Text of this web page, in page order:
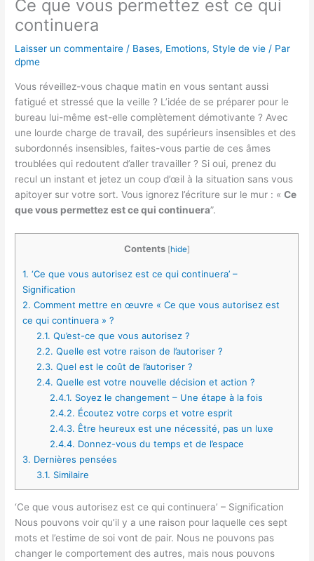
Ce que vous permettez est ce qui
continuera
Laisser un commentaire / Bases, Emotions, Style de vie / Par
dpme
Vous réveillez-vous chaque matin en vous sentant aussi
fatigué et stressé que la veille ? L’idée de se préparer pour le
bureau lui-même est-elle complètement démotivante ? Avec
une lourde charge de travail, des supérieurs insensibles et des
subordonnés insensibles, faites-vous partie de ces âmes
troublées qui redoutent d’aller travailler ? Si oui, prenez du
recul un instant et jetez un coup d’œil à la situation sans vous
apitoyer sur votre sort. Vous ignorez l’écriture sur le mur : «Ce
que vous permettez est ce qui continuera”.
Contents [hide]
1. ‘Ce que vous autorisez est ce qui continuera’ –
Signification
2. Comment mettre en œuvre « Ce que vous autorisez est
ce qui continuera » ?
2.1. Qu’est-ce que vous autorisez ?
2.2. Quelle est votre raison de l’autoriser ?
2.3. Quel est le coût de l’autoriser ?
2.4. Quelle est votre nouvelle décision et action ?
2.4.1. Soyez le changement – Une étape à la fois
2.4.2. Écoutez votre corps et votre esprit
2.4.3. Être heureux est une nécessité, pas un luxe
2.4.4. Donnez-vous du temps et de l’espace
3. Dernières pensées
3.1. Similaire
‘Ce que vous autorisez est ce qui continuera’ – Signification
Nous pouvons voir qu’il y a une raison pour laquelle ces sept
mots et l’estime de soi vont de pair. Nous ne pouvons pas
changer le comportement des autres, mais nous pouvons